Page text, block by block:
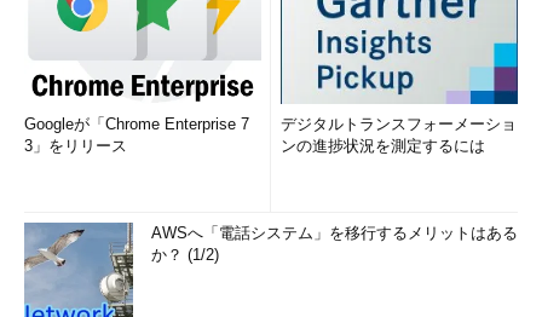
Googleが「Chrome Enterprise 7
3」をリリース
デジタルトランスフォーメーショ
ンの進捗状況を測定するには
AWSへ「電話システム」を移行するメリットはある
か？ (1/2)